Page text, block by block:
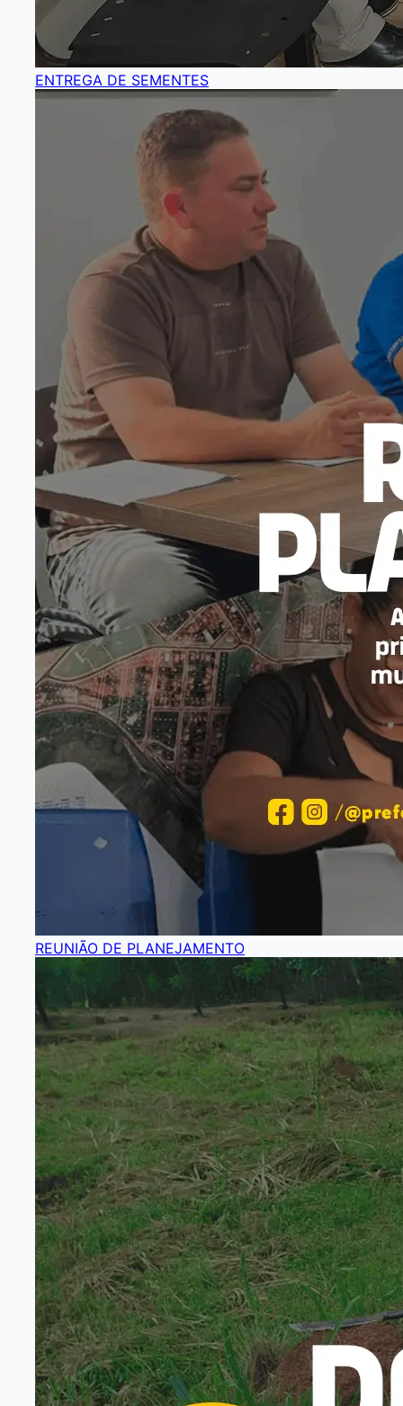
ENTREGA DE SEMENTES
REUNIÃO DE PLANEJAMENTO